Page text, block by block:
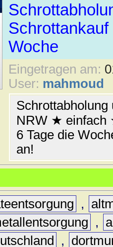
Schrottankauf
Woche
Eingetragen am:
User: mahmoud
Schrottabholung
NRW ★
6 Tage die
an!
,
,
,